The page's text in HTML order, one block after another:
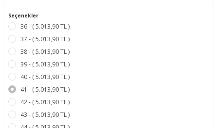
Seçenekler
36 - ( 5.013,90 TL )
37 - ( 5.013,90 TL )
38 - ( 5.013,90 TL )
39 - ( 5.013,90 TL )
40 - ( 5.013,90 TL )
41 - ( 5.013,90 TL )
42 - ( 5.013,90 TL )
43 - ( 5.013,90 TL )